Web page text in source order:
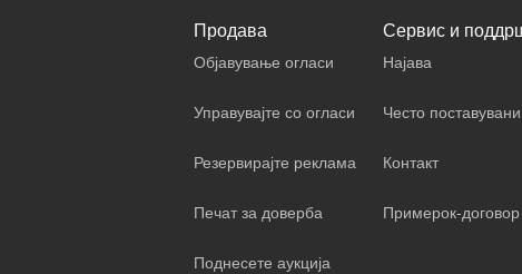
Продава
Објавување огласи
Управувајте со огласи
Резервирајте реклама
Печат за доверба
Поднесете аукција
Сервис и
Најава
Често
Контакт
Примерок-